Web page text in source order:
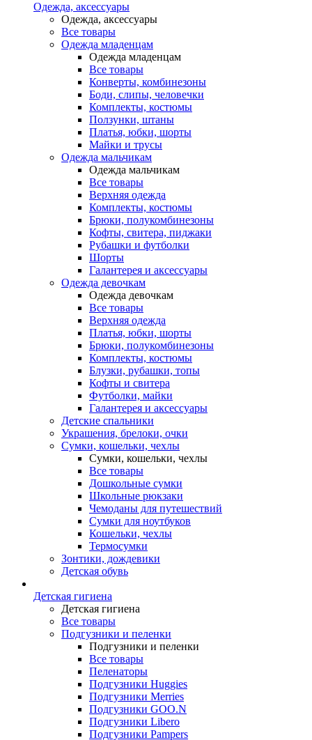
Одежда, аксессуары
Одежда, аксессуары
Все товары
Одежда младенцам
Одежда младенцам
Все товары
Конверты, комбинезоны
Боди, слипы, человечки
Комплекты, костюмы
Ползунки, штаны
Платья, юбки, шорты
Майки и трусы
Одежда мальчикам
Одежда мальчикам
Все товары
Верхняя одежда
Комплекты, костюмы
Брюки, полукомбинезоны
Кофты, свитера, пиджаки
Рубашки и футболки
Шорты
Галантерея и аксессуары
Одежда девочкам
Одежда девочкам
Все товары
Верхняя одежда
Платья, юбки, шорты
Брюки, полукомбинезоны
Комплекты, костюмы
Блузки, рубашки, топы
Кофты и свитера
Футболки, майки
Галантерея и аксессуары
Детские спальники
Украшения, брелоки, очки
Сумки, кошельки, чехлы
Сумки, кошельки, чехлы
Все товары
Дошкольные сумки
Школьные рюкзаки
Чемоданы для путешествий
Сумки для ноутбуков
Кошельки, чехлы
Термосумки
Зонтики, дождевики
Детская обувь
Детская гигиена
Детская гигиена
Все товары
Подгузники и пеленки
Подгузники и пеленки
Все товары
Пеленаторы
Подгузники Huggies
Подгузники Merries
Подгузники GOO.N
Подгузники Libero
Подгузники Pampers